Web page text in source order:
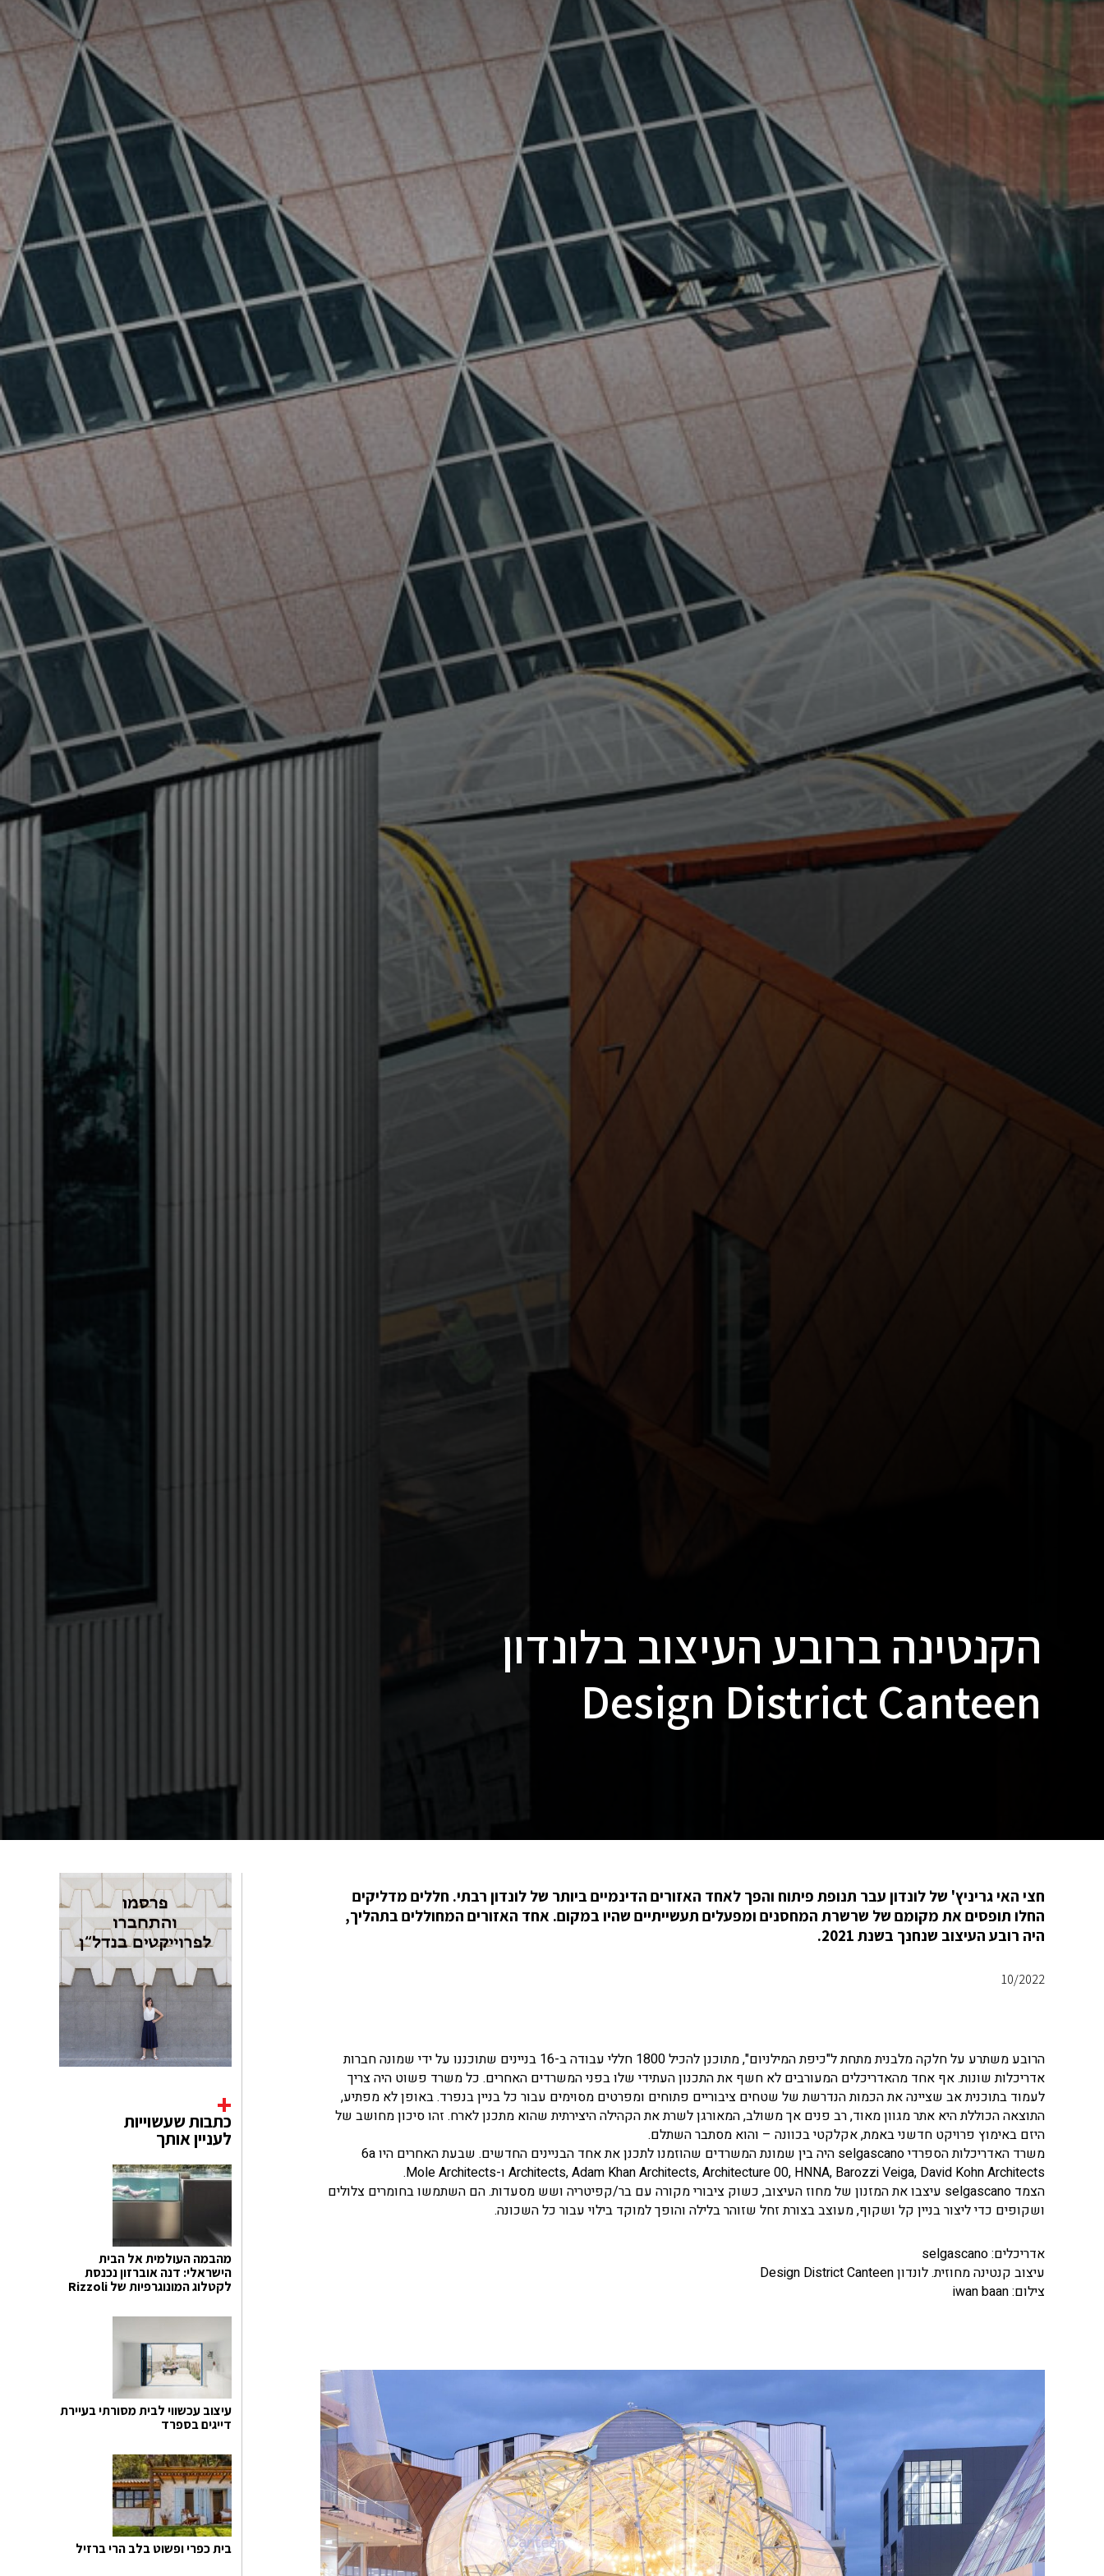
הקנטינה ברובע העיצוב בלונדון
Design District Canteen
חצי האי גריניץ' של לונדון עבר תנופת פיתוח והפך לאחד האזורים הדינמיים ביותר של לונדון רבתי. חללים מדליקים
החלו תופסים את מקומם של שרשרת המחסנים ומפעלים תעשייתיים שהיו במקום. אחד האזורים המחוללים בתהליך,
היה רובע העיצוב שנחנך בשנת 2021.
10/2022
הרובע משתרע על חלקה מלבנית מתחת ל"כיפת המילניום", מתוכנן להכיל 1800 חללי עבודה ב-16 בניינים שתוכננו על ידי שמונה חברות
אדריכלות שונות. אף אחד מהאדריכלים המעורבים לא חשף ​​את התכנון העתידי שלו בפני המשרדים האחרים. כל משרד פשוט היה צריך
לעמוד בתוכנית אב שציינה את הכמות הנדרשת של שטחים ציבוריים פתוחים ומפרטים מסוימים עבור כל בניין בנפרד. באופן לא מפתיע,
התוצאה הכוללת היא אתר מגוון מאוד, רב פנים אך משולב, המאורגן לשרת את הקהילה היצירתית שהוא מתכנן לארח. זהו סיכון מחושב של
היזם באימוץ פרויקט חדשני באמת, אקלקטי בכוונה – והוא מסתבר השתלם.
משרד האדריכלות הספרדי selgascano היה בין שמונת המשרדים שהוזמנו לתכנן את אחד הבניינים החדשים. שבעת האחרים היו 6a
Architects, Adam Khan Architects, Architecture 00, HNNA, Barozzi Veiga, David Kohn Architects ו-Mole Architects.
הצמד selgascano עיצבו את המזנון של מחוז העיצוב, כשוק ציבורי מקורה עם בר/קפיטריה ושש מסעדות. הם השתמשו בחומרים צלולים
ושקופים כדי ליצור בניין קל ושקוף, מעוצב בצורת זחל שזוהר בלילה והופך למוקד בילוי עבור כל השכונה.
אדריכלים: selgascano
עיצוב קנטינה מחוזית. לונדון Design District Canteen
צילום: iwan baan
כתבות שעשוייות
לעניין אותך
מהבמה העולמית אל הבית
הישראלי: דנה אוברזון נכנסת
לקטלוג המונוגרפיות של Rizzoli
עיצוב עכשווי לבית מסורתי בעיירת
דייגים בספרד
בית כפרי ופשוט בלב הרי ברזיל